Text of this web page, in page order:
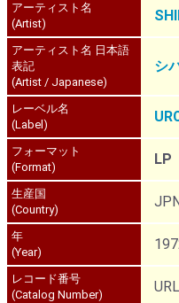
アーティスト名
(Artist)
アーティスト名 日本語
表記
(Artist / Japanese)
シ
レーベル名
(Label)
フォーマット
(Format)
LP
生産国
(Country)
JPN
年
(Year)
レコード番号
(Catalog Number)